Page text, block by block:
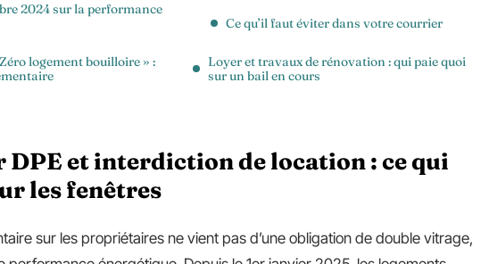
2024 sur la performance
logement bouilloire » :
Ce qu’il faut éviter dans votre courrier
Loyer et travaux de rénovation : qui paie quoi
sur un bail en cours
DPE et interdiction de location : ce qui
les fenêtres
sur les propriétaires ne vient pas d’une obligation de double vitrage,